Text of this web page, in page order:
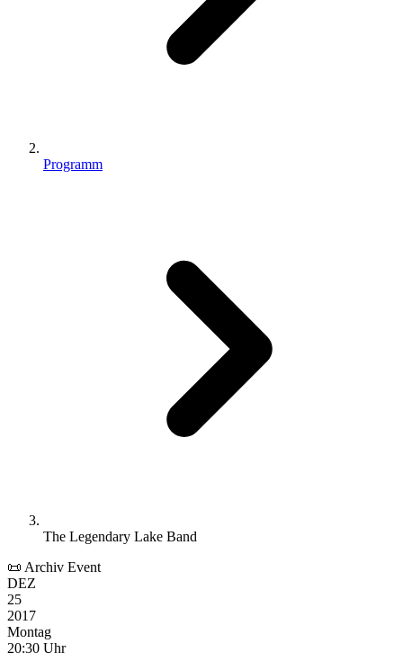
Programm
The Legendary Lake Band
📜 Archiv Event
DEZ
25
2017
Montag
20:30 Uhr